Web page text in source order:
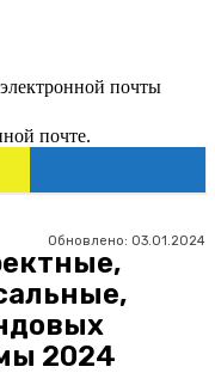
почты
почте.
Обновлено: 03.01.2024
2024